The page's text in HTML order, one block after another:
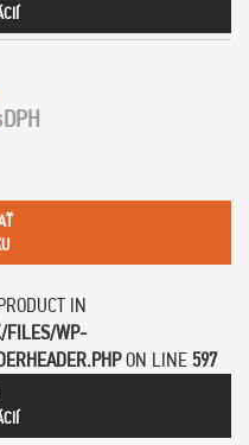
DPH
IN
FILES/WP-
ON LINE 597